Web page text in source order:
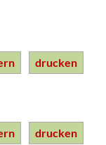
drucken
drucken